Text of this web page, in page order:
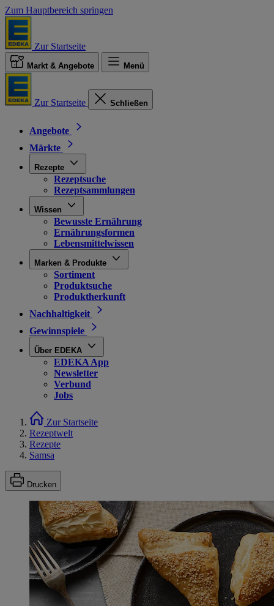
Zum Hauptbereich springen
Zur Startseite
Markt & Angebote Menü
Zur Startseite Schließen
Angebote
Märkte
Rezepte
Rezeptsuche
Rezeptsammlungen
Wissen
Bewusste Ernährung
Ernährungsformen
Lebensmittelwissen
Marken & Produkte
Sortiment
Produktsuche
Produktherkunft
Nachhaltigkeit
Gewinnspiele
Über EDEKA
EDEKA App
Newsletter
Verbund
Jobs
Zur Startseite
Rezeptwelt
Rezepte
Samsa
Drucken